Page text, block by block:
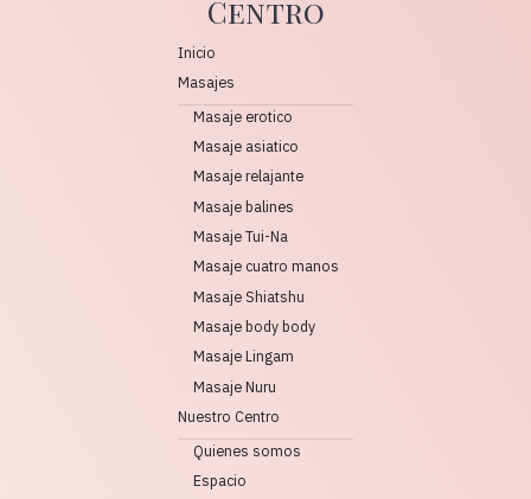
Centro
Inicio
Masajes
Masaje erotico
Masaje asiatico
Masaje relajante
Masaje balines
Masaje Tui-Na
Masaje cuatro manos
Masaje Shiatshu
Masaje body body
Masaje Lingam
Masaje Nuru
Nuestro Centro
Quienes somos
Espacio